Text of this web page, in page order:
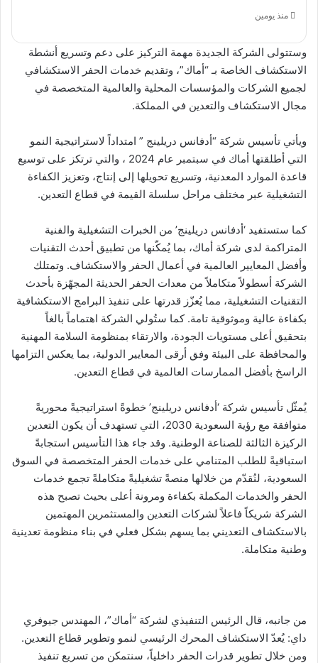
منذ يومين
وستتولى الشركة الجديدة مهمة التركيز على دعم وتسريع أنشطة
الاستكشاف الخاصة بـ “أماك”، وتقديم خدمات الحفر الاستكشافي
لجميع الشركات والمؤسسات المحلية والعالمية المتخصصة في
مجال الاستكشاف والتعدين في المملكة.
ويأتي تأسيس شركة “أدفانس دريلينج ” امتداداً لاستراتيجية النمو
التي أطلقتها أماك في سبتمبر عام 2024 ، والتي ترتكز على توسيع
قاعدة الموارد المعدنية، وتسريع تحويلها إلى إنتاج، وتعزيز الكفاءة
التشغيلية عبر مختلف مراحل سلسلة القيمة في قطاع التعدين.
كما ستستفيد ‘أدفانس دريلينج’ من الخبرات التشغيلية والفنية
المتراكمة لدى شركة أماك، بما يُمكّنها من تطبيق أحدث التقنيات
وأفضل المعايير العالمية في أعمال الحفر والاستكشاف. وتمتلك
الشركة أسطولاً متكاملاً من معدات الحفر الحديثة المجهّزة بأحدث
التقنيات التشغيلية، مما يُعزّز قدرتها على تنفيذ البرامج الاستكشافية
بكفاءة عالية وموثوقية تامة. كما ستُولي الشركة اهتماماً بالغاً
بتحقيق أعلى مستويات الجودة، والارتقاء بمنظومة السلامة المهنية
والمحافظة على البيئة وفق أرقى المعايير الدولية، بما يعكس التزامها
الراسخ بأفضل الممارسات العالمية في قطاع التعدين.
يُمثّل تأسيس شركة ‘أدفانس دريلينج’ خطوةً استراتيجيةً محوريةً
متوافقة مع رؤية السعودية 2030، التي تستهدف أن يكون التعدين
الركيزة الثالثة للصناعة الوطنية. وقد جاء هذا التأسيس استجابةً
استباقيةً للطلب المتنامي على خدمات الحفر المتخصصة في السوق
السعودية، لنُقدّم من خلالها منصةً تشغيليةً متكاملةً تجمع خدمات
الحفر والخدمات المكملة بكفاءة ومرونة أعلى بحيث تصبح هذه
الشركة شريكاً فاعلاً لشركات التعدين والمستثمرين المهتمين
بالاستكشاف التعديني بما يسهم بشكل فعلي في بناء منظومة تعدينية
وطنية متكاملة.
من جانبه، قال الرئيس التنفيذي لشركة “أماك”، المهندس جيوفري
داي: يُعدّ الاستكشاف المحرك الرئيسي لنمو وتطوير قطاع التعدين.
ومن خلال تطوير قدرات الحفر داخلياً، سنتمكن من تسريع تنفيذ